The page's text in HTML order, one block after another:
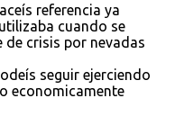
referencia ya
cuando se
crisis por nevadas
seguir ejerciendo
economicamente